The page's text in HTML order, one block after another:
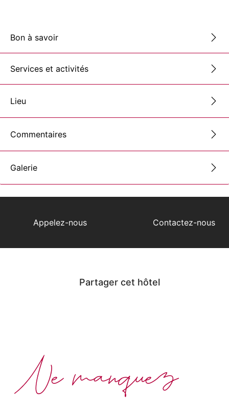
Bon à savoir
Services et activités
Lieu
Commentaires
Galerie
Appelez-nous Contactez-nous
Partager cet hôtel
Ne manquez